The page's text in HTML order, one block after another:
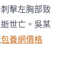
擊左胸部致
世亡。吳某
包養網價格